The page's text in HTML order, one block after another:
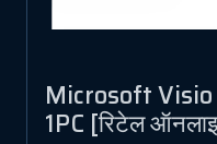
Microsoft
1PC [रिटेल